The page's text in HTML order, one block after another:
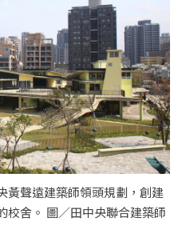
黃聲遠建築師領頭規劃，創建
校舍。 圖／田中央聯合建築師